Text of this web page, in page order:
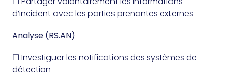
d’incident avec les parties prenantes externes
Analyse (RS.AN)
☐ Investiguer les notifications des systèmes de
détection